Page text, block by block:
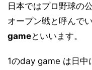
日本ではプロ野球の
オープン戦と呼んでい
gameといいます。
1のday game は日中